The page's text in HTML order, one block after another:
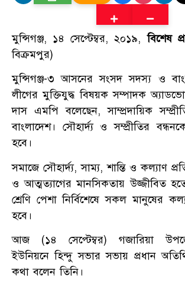
মুন্সিগঞ্জ, ১৪ সেপ্টেম্বর, ২০১৯, বিশেষ
বিক্রমপুর)
মুন্সিগঞ্জ-৩ আসনের সংসদ সদস্য ও
লীগের মুক্তিযুদ্ধ বিষয়ক সম্পাদক
দাস এমপি বলেছেন, সাম্প্রদায়িক
বাংলাদেশ। সৌহার্দ্য ও সম্প্রীতির
হবে।
সমাজে সৌহার্দ্য, সাম্য, শান্তি ও কল্যাণ
ও আত্মত্যাগের মানসিকতায় উজ্জীবিত
শ্রেণি পেশা নির্বিশেষে সকল মানুষের
হবে।
আজ (১৪ সেপ্টেম্বর) গজারিয়া
ইউনিয়নে হিন্দু সভার সভায় প্রধান
কথা বলেন তিনি।